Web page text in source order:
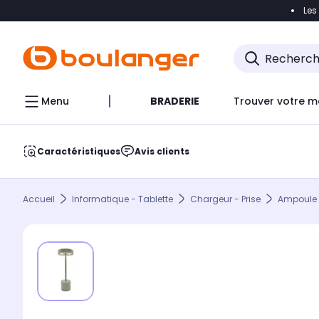
Accéder
Menu BRADERIE Trouver votre
Caractéristiques Avis clients
Accueil Informatique - Tablette Chargeur - Prise